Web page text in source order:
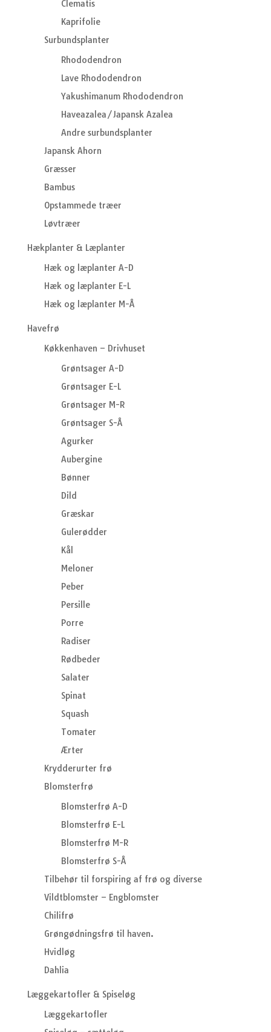
Clematis
Kaprifolie
Surbundsplanter
Rhododendron
Lave Rhododendron
Yakushimanum Rhododendron
Haveazalea/Japansk Azalea
Andre surbundsplanter
Japansk Ahorn
Græsser
Bambus
Opstammede træer
Løvtræer
Hækplanter & Læplanter
Hæk og læplanter A-D
Hæk og læplanter E-L
Hæk og læplanter M-Å
Havefrø
Køkkenhaven – Drivhuset
Grøntsager A-D
Grøntsager E-L
Grøntsager M-R
Grøntsager S-Å
Agurker
Aubergine
Bønner
Dild
Græskar
Gulerødder
Kål
Meloner
Peber
Persille
Porre
Radiser
Rødbeder
Salater
Spinat
Squash
Tomater
Ærter
Krydderurter frø
Blomsterfrø
Blomsterfrø A-D
Blomsterfrø E-L
Blomsterfrø M-R
Blomsterfrø S-Å
Tilbehør til forspiring af frø og diverse
Vildtblomster – Engblomster
Chilifrø
Grøngødningsfrø til haven.
Hvidløg
Dahlia
Læggekartofler & Spiseløg
Læggekartofler